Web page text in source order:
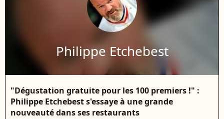
Philippe Etchebest
"Dégustation gratuite pour les 100 premiers !" :
Philippe Etchebest s'essaye à une grande
nouveauté dans ses restaurants